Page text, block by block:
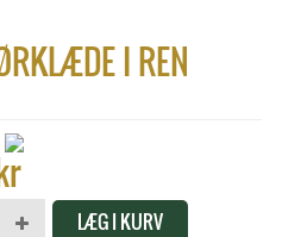
I REN
LÆG I KURV